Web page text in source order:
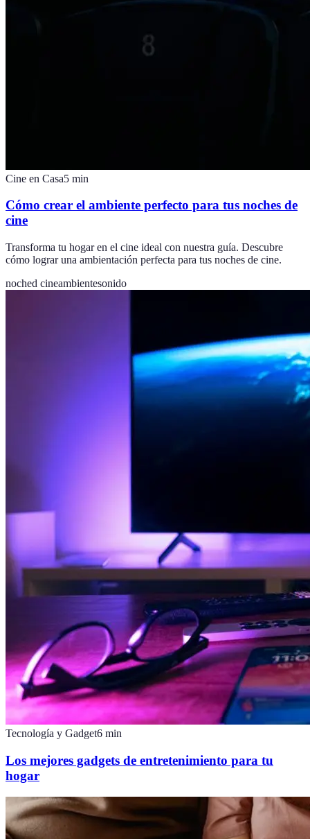
Cine en Casa5 min
Cómo crear el ambiente perfecto para tus noches de
cine
Transforma tu hogar en el cine ideal con nuestra guía. Descubre
cómo lograr una ambientación perfecta para tus noches de cine.
noched cineambientesonido
Tecnología y Gadget6 min
Los mejores gadgets de entretenimiento para tu
hogar